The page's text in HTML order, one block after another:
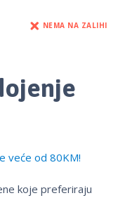
NEMA NA ZALIHI
veće od 80KM!
koje preferiraju